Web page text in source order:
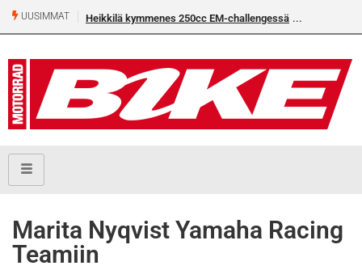
UUSIMMAT Heikkilä kymmenes 250cc EM-challengessä
Marita Nyqvist Yamaha Racing
Teamiin